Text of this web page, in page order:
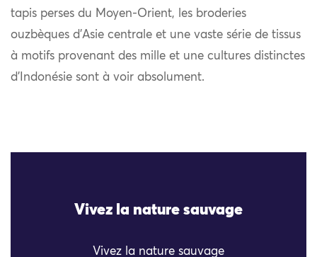
tapis perses du Moyen-Orient, les broderies
ouzbèques d’Asie centrale et une vaste série de tissus
à motifs provenant des mille et une cultures distinctes
d’Indonésie sont à voir absolument.
Vivez la nature sauvage
Vivez la nature sauvage